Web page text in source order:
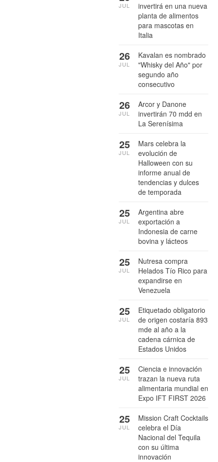
invertirá en una nueva
planta de alimentos
para mascotas en
Italia
JUL
Kavalan es nombrado
"Whisky del Año" por
segundo año
consecutivo
26
JUL
Arcor y Danone
invertirán 70 mdd en
La Serenísima
26
JUL
Mars celebra la
evolución de
Halloween con su
informe anual de
tendencias y dulces
de temporada
25
JUL
Argentina abre
exportación a
Indonesia de carne
bovina y lácteos
25
JUL
Nutresa compra
Helados Tío Rico para
expandirse en
Venezuela
25
JUL
Etiquetado obligatorio
de origen costaría 893
mde al año a la
cadena cárnica de
Estados Unidos
25
JUL
Ciencia e innovación
trazan la nueva ruta
alimentaria mundial en
Expo IFT FIRST 2026
25
JUL
Mission Craft Cocktails
celebra el Día
Nacional del Tequila
con su última
innovación
25
JUL